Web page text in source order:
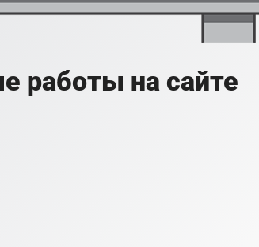
работы на сайте